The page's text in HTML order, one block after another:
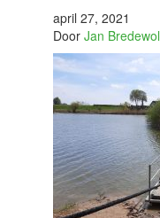
april 27, 2021
Door Jan